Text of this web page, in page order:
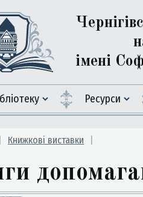
імені
Ресурси
Книжкові виставки